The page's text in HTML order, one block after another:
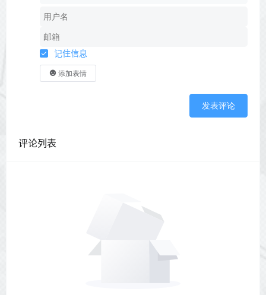
记住信息
添加表情
发表评论
评论列表